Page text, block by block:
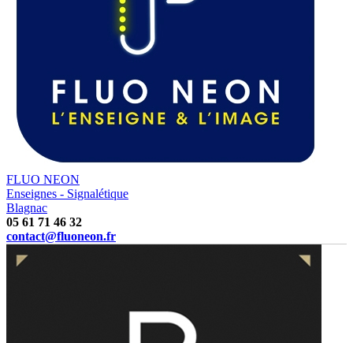
FLUO NEON
Enseignes - Signalétique
Blagnac
05 61 71 46 32
contact@fluoneon.fr